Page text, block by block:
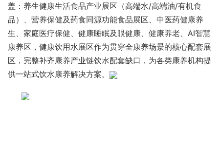
盖： 养生健康生活食品产业展区（高端水/高端油/有机食
品）
、营养保健及药食同源功能食品展区、中医药健康养
生、家庭医疗保健、健康睡眠及眼健康、健康养老、AI智慧
康养区，健康饮用水展区作为贯穿全康养场景的核心配套展
区，完整补齐康养产业链饮水配套缺口，为各类康养机构提
供一站式饮水康养解决方案。